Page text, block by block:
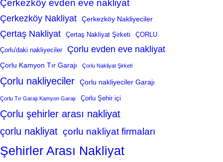
Çerkezköy evden eve nakliyat
Çerkezköy Nakliyat Çerkezköy Nakliyeciler
Çertaş Nakliyat Çertaş Nakliyat Şirketi ÇORLU
Çorlu'daki nakliyeciler Çorlu evden eve nakliyat
Çorlu Kamyon Tır Garajı Çorlu Nakliyat Şirketi
Çorlu nakliyeciler Çorlu nakliyeciler Garajı
Çorlu Tır Garajı Kamyon Garajı Çorlu Şehir içi
Çorlu şehirler arası nakliyat
çorlu nakliyat çorlu nakliyat firmaları
Şehirler Arası Nakliyat